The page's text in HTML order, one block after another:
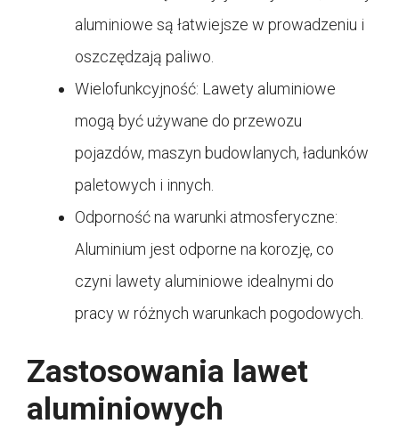
aluminiowe są łatwiejsze w prowadzeniu i
oszczędzają paliwo.
Wielofunkcyjność: Lawety aluminiowe
mogą być używane do przewozu
pojazdów, maszyn budowlanych, ładunków
paletowych i innych.
Odporność na warunki atmosferyczne:
Aluminium jest odporne na korozję, co
czyni lawety aluminiowe idealnymi do
pracy w różnych warunkach pogodowych.
Zastosowania lawet
aluminiowych